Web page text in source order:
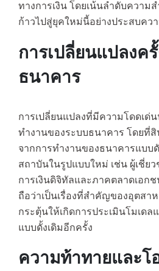
ทางการเงิน โดยเน้นลำดับควา
ก้าวไปสู่ยุคใหม่นี้อย่างประสบควา
การเปลี่ยนแปลงค
ธนาคาร
การเปลี่ยนแปลงที่มีความโดดเด่
ทำงานของระบบธนาคาร โดยที่
จากการทำงานของธนาคารแบบ
สถาบันในรูปแบบใหม่ เช่น ผู้เชี่ย
การเงินดิจิทัลและภาคตลาดเอก
ถือว่าเป็นเรื่องที่สำคัญของอุตสา
กระตุ้นให้เกิดการประเมินโมเด
แบบดั้งเดิมอีกครั้ง
ความท้าทายและโ